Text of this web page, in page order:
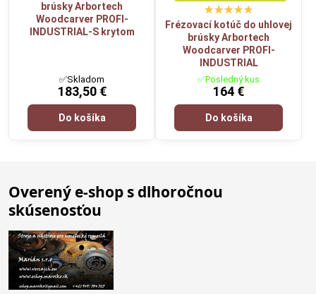
brúsky Arbortech
Woodcarver PROFI-
INDUSTRIAL-S krytom
✅Skladom
183,50 €
Do košíka
Frézovací kotúč do uhlovej
brúsky Arbortech
Woodcarver PROFI-
INDUSTRIAL
✅Posledný kus
164 €
Do košíka
Overený e-shop s dlhoročnou
skúsenosťou